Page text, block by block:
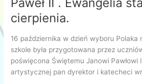
cierpienia.
16 października w dzień wyboru Polaka
szkole była przygotowana przez
poświęcona Świętemu Janowi Pawłowi
artystycznej pan dyrektor i katecheci